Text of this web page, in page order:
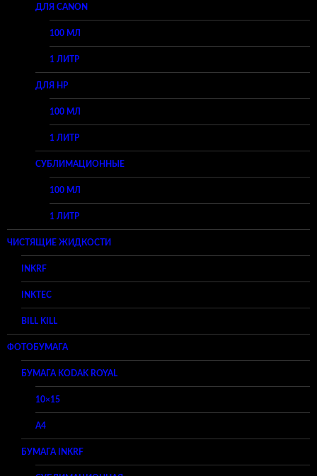
ДЛЯ CANON
100 МЛ
1 ЛИТР
ДЛЯ HP
100 МЛ
1 ЛИТР
СУБЛИМАЦИОННЫЕ
100 МЛ
1 ЛИТР
ЧИСТЯЩИЕ ЖИДКОСТИ
INKRF
INKTEC
BILL KILL
ФОТОБУМАГА
БУМАГА KODAK ROYAL
10×15
A4
БУМАГА INKRF